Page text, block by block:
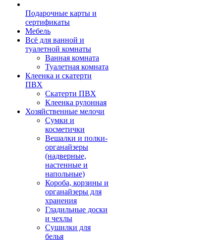
Подарочные карты и
сертификаты
Мебель
Всё для ванной и
туалетной комнаты
Ванная комната
Туалетная комната
Клеенка и скатерти
ПВХ
Скатерти ПВХ
Клеенка рулонная
Хозяйственные мелочи
Сумки и
косметички
Вешалки и полки-
органайзеры
(надверные,
настенные и
напольные)
Короба, корзины и
органайзеры для
хранения
Гладильные доски
и чехлы
Сушилки для
белья